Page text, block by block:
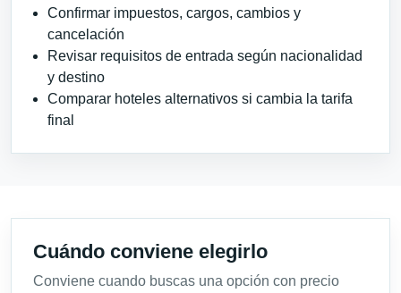
Confirmar impuestos, cargos, cambios y
cancelación
Revisar requisitos de entrada según nacionalidad
y destino
Comparar hoteles alternativos si cambia la tarifa
final
Cuándo conviene elegirlo
Conviene cuando buscas una opción con precio